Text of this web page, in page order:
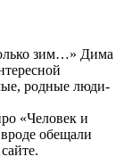
зим…» Дима
родные люди-
«Человек и
обещали